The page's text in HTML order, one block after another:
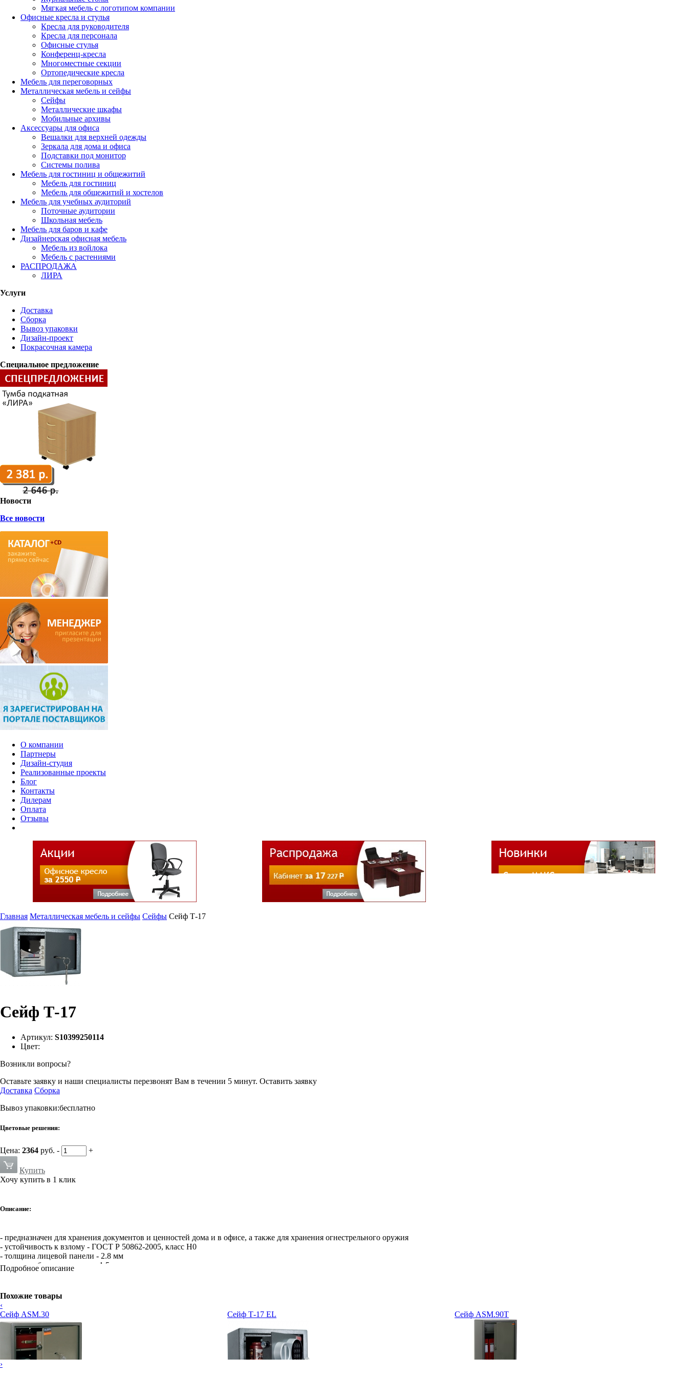
Мягкая мебель с логотипом компании
Офисные кресла и стулья
Кресла для руководителя
Кресла для персонала
Офисные стулья
Конференц-кресла
Многоместные секции
Ортопедические кресла
Мебель для переговорных
Металлическая мебель и сейфы
Сейфы
Металлические шкафы
Мобильные архивы
Аксессуары для офиса
Вешалки для верхней одежды
Зеркала для дома и офиса
Подставки под монитор
Системы полива
Мебель для гостиниц и общежитий
Мебель для гостиниц
Мебель для общежитий и хостелов
Мебель для учебных аудиторий
Поточные аудитории
Школьная мебель
Мебель для баров и кафе
Дизайнерская офисная мебель
Мебель из войлока
Мебель с растениями
РАСПРОДАЖА
ЛИРА
Услуги
Доставка
Сборка
Вывоз упаковки
Дизайн-проект
Покрасочная камера
Специальное предложение
Новости
Все новости
О компании
Партнеры
Дизайн-студия
Реализованные проекты
Блог
Контакты
Дилерам
Оплата
Отзывы
Главная Металлическая мебель и сейфы Сейфы Сейф Т-17
Сейф Т-17
Артикул: S10399250114
Цвет:
Возникли вопросы?
Оставьте заявку и наши специалисты перезвонят Вам в течении 5 минут. Оставить заявку
Доставка Сборка
Вывоз упаковки:бесплатно
Цветовые решения:
Цена: 2364 руб. - +
Купить
Хочу купить в 1 клик
Описание:
- предназначен для хранения документов и ценностей дома и в офисе, а также для хранения огнестрельного оружия
- устойчивость к взлому - ГОСТ Р 50862-2005, класс Н0
- толщина лицевой панели - 2.8 мм
- толщина боковых стенок - 1.5 мм
- 2-ригельная система запирания
- предусмотрено анкерное крепление к полу и стене
Внешние размеры:
252, мм
Внутренние размеры: 175, мм
Подробное описание
Похожие товары
‹
Сейф ASM.30
Сейф Т-17 EL Сейф ASM.90T
›